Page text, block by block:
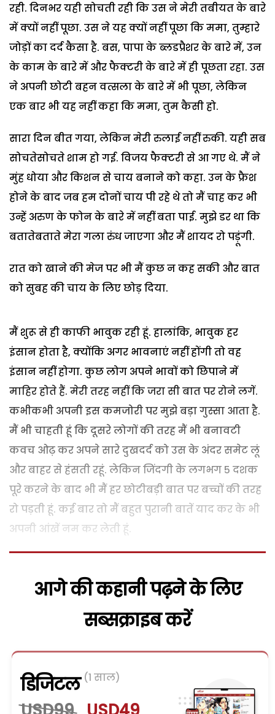
रही. दिनभर यही सोचती रही कि उस ने मेरी तबीयत के बारे
में क्यों नहीं पूछा. उस ने यह क्यों नहीं पूछा कि ममा, तुम्हारे
जोड़ों का दर्द कैसा है. बस, पापा के ब्लडप्रैशर के बारे में, उन
के काम के बारे में और फैक्टरी के बारे में ही पूछता रहा. उस
ने अपनी छोटी बहन वत्सला के बारे में भी पूछा, लेकिन
एक बार भी यह नहीं कहा कि ममा, तुम कैसी हो.
सारा दिन बीत गया, लेकिन मेरी रुलाई नहीं रुकी. यही सब
सोचतेसोचते शाम हो गई. विजय फैक्टरी से आ गए थे. मैं ने
मुंह धोया और किशन से चाय बनाने को कहा. उन के फ्रैश
होने के बाद जब हम दोनों चाय पी रहे थे तो मैं चाह कर भी
उन्हें अरुण के फोन के बारे में नहीं बता पाई. मुझे डर था कि
बतातेबताते मेरा गला रुंध जाएगा और मैं शायद रो पड़ूंगी.
रात को खाने की मेज पर भी मैं कुछ न कह सकी और बात
को सुबह की चाय के लिए छोड़ दिया.
मैं शुरू से ही काफी भावुक रही हूं. हालांकि, भावुक हर
इंसान होता है, क्योंकि अगर भावनाएं नहीं होंगी तो वह
इंसान नहीं होगा. कुछ लोग अपने भावों को छिपाने में
माहिर होते हैं. मेरी तरह नहीं कि जरा सी बात पर रोने लगें.
कभीकभी अपनी इस कमजोरी पर मुझे बड़ा गुस्सा आता है.
मैं भी चाहती हूं कि दूसरे लोगों की तरह मैं भी बनावटी
कवच ओढ़ कर अपने सारे दुखदर्द को उस के अंदर समेट लूं
और बाहर से हंसती रहूं. लेकिन जिंदगी के लगभग 5 दशक
पूरे करने के बाद भी मैं हर छोटीबड़ी बात पर बच्चों की तरह
रो पड़ती हूं. कई बार तो मैं बहुत पुरानी बातें याद कर के भी
अपनी आंखें नम कर लेती हूं.
आगे की कहानी पढ़ने के लिए
सब्सक्राइब करें
डिजिटल (1 साल)